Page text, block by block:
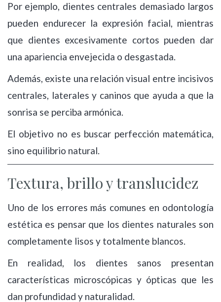
Por ejemplo, dientes centrales demasiado largos
pueden endurecer la expresión facial, mientras
que dientes excesivamente cortos pueden dar
una apariencia envejecida o desgastada.
Además, existe una relación visual entre incisivos
centrales, laterales y caninos que ayuda a que la
sonrisa se perciba armónica.
El objetivo no es buscar perfección matemática,
sino equilibrio natural.
Textura, brillo y translucidez
Uno de los errores más comunes en odontología
estética es pensar que los dientes naturales son
completamente lisos y totalmente blancos.
En realidad, los dientes sanos presentan
características microscópicas y ópticas que les
dan profundidad y naturalidad.